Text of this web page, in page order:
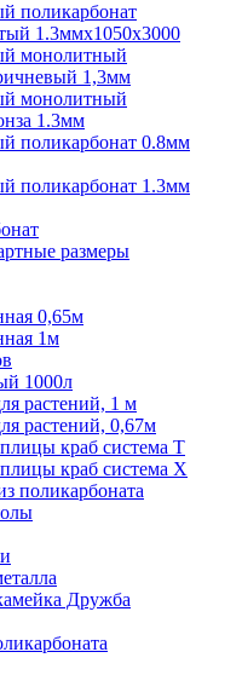
поликарбонат
1.3ммх1050х3000
монолитный
1,3мм
монолитный
1.3мм
поликарбонат 0.8мм
поликарбонат 1.3мм
размеры
0,65м
1м
1000л
растений, 1 м
растений, 0,67м
краб система Т
краб система Х
поликарбоната
Дружба